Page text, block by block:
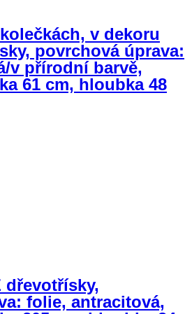
v dekoru
povrchová úprava:
v přírodní barvě,
61 cm, hloubka 48
dřevotřísky,
folie, antracitová,